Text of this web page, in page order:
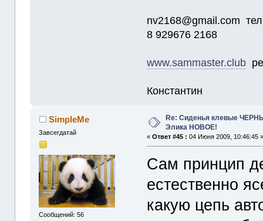
nv2168@gmail.com
8 929676 2168
www.sammaster.club
Константин
SimpleMe
Завсегдатай
Сообщений: 56
Re: Сиденья клевые
Элика НОВОЕ!
«Ответ #45 : 04 Июня 2009, 10:46:45
Сам принцип
естественно
какую цепь